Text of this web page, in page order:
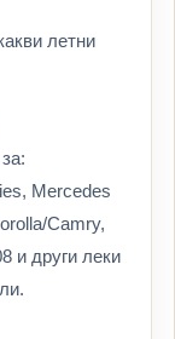
летни
Mercedes
Camry,
и други леки